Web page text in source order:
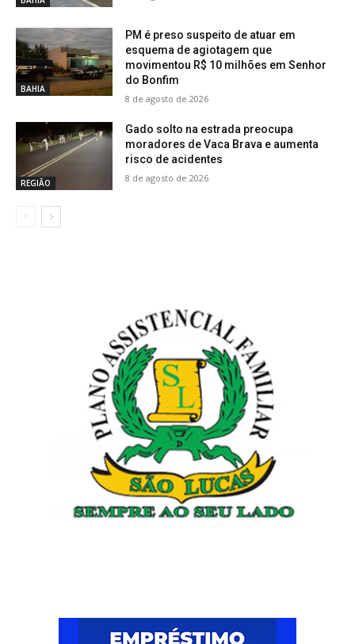
BAHIA
PM é preso suspeito de atuar em
esquema de agiotagem que
movimentou R$ 10 milhões em Senhor
do Bonfim
8 de agosto de 2026
REGIÃO
Gado solto na estrada preocupa
moradores de Vaca Brava e aumenta
risco de acidentes
8 de agosto de 2026